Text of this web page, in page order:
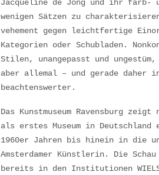
Jacqueline de Jong und ihr farb-
wenigen Sätzen zu
vehement gegen leichtfertige
Kategorien oder Schubladen.
Stilen, unangepasst und
aber allemal – und gerade daher
beachtenswerter.
Das Kunstmuseum Ravensburg
als erstes Museum in
1960er Jahren bis hinein in die
Amsterdamer Künstlerin. Die
bereits in den Institutionen WIELS